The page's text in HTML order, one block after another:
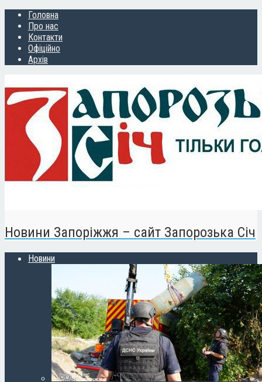
Головна
Про нас
Контакти
Офіційно
Архів
Новини Запоріжжя – сайт Запорозька Січ
Новини